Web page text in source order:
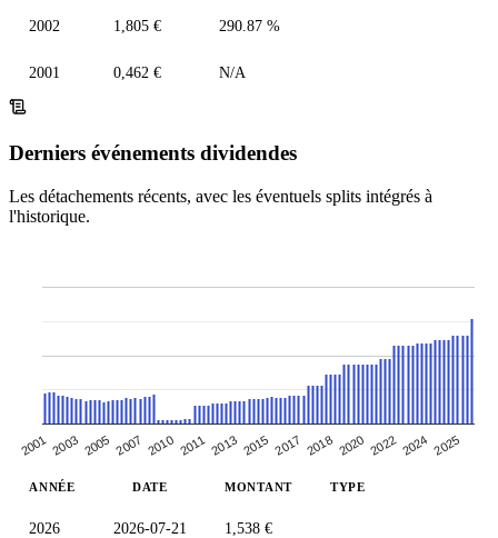
2002 1,805 € 290.87 %
2001 0,462 € N/A
Derniers événements dividendes
Les détachements récents, avec les éventuels splits intégrés à
l'historique.
2001 2003 2005 2007 2010 2011 2013 2015 2017 2018 2020 2022 2024 2025
ANNÉE DATE MONTANT TYPE
2026 2026-07-21 1,538 €